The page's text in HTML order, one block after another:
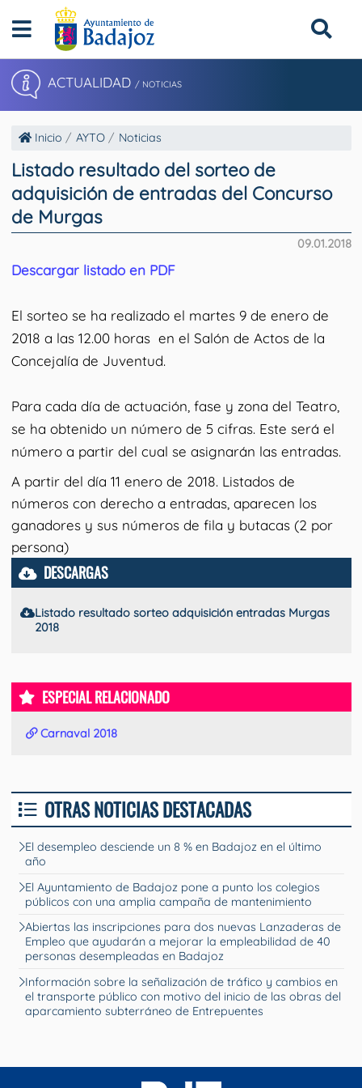
ACTUALIDAD / NOTICIAS
Inicio AYTO Noticias
Listado resultado del sorteo de
adquisición de entradas del Concurso
de Murgas
09.01.2018
Descargar listado en PDF
El sorteo se ha realizado el martes 9 de enero de
2018 a las 12.00 horasen el Salón de Actos de la
Concejalía de Juventud.
Para cada día de actuación, fase y zona del Teatro,
se ha obtenido un número de 5 cifras. Este será el
número a partir del cual se asignarán las entradas.
A partir del día 11 enero de 2018. Listados de
números con derecho a entradas, aparecen los
ganadores y sus números de fila y butacas (2 por
persona)
DESCARGAS
Listado resultado sorteo adquisición entradas Murgas
2018
ESPECIAL RELACIONADO
Carnaval 2018
OTRAS NOTICIAS DESTACADAS
El desempleo desciende un 8 % en Badajoz en el último
año
El Ayuntamiento de Badajoz pone a punto los colegios
públicos con una amplia campaña de mantenimiento
Abiertas las inscripciones para dos nuevas Lanzaderas de
Empleo que ayudarán a mejorar la empleabilidad de 40
personas desempleadas en Badajoz
Información sobre la señalización de tráfico y cambios en
el transporte público con motivo del inicio de las obras del
aparcamiento subterráneo de Entrepuentes